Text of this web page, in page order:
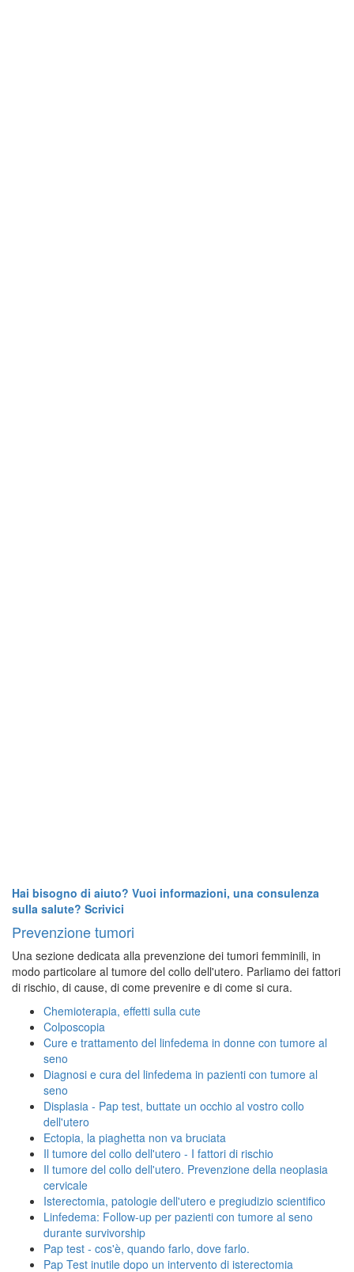
Hai bisogno di aiuto? Vuoi informazioni, una consulenza
sulla salute? Scrivici
Prevenzione tumori
Una sezione dedicata alla prevenzione dei tumori femminili, in
modo particolare al tumore del collo dell'utero. Parliamo dei fattori
di rischio, di cause, di come prevenire e di come si cura.
Chemioterapia, effetti sulla cute
Colposcopia
Cure e trattamento del linfedema in donne con tumore al
seno
Diagnosi e cura del linfedema in pazienti con tumore al
seno
Displasia - Pap test, buttate un occhio al vostro collo
dell'utero
Ectopia, la piaghetta non va bruciata
Il tumore del collo dell'utero - I fattori di rischio
Il tumore del collo dell'utero. Prevenzione della neoplasia
cervicale
Isterectomia, patologie dell'utero e pregiudizio scientifico
Linfedema: Follow-up per pazienti con tumore al seno
durante survivorship
Pap test - cos'è, quando farlo, dove farlo.
Pap Test inutile dopo un intervento di isterectomia